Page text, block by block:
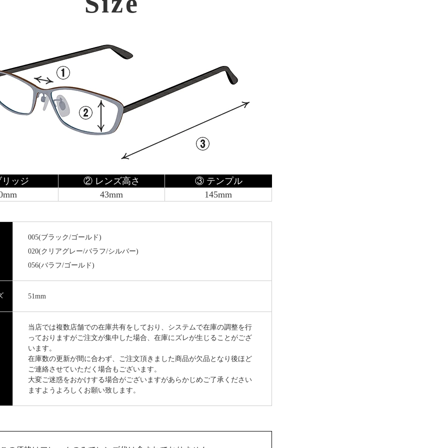
ッジ ② レンズ高さ
③ テンプル
43mm 145mm
005(ブラック/ゴールド)
020(クリアグレー/バラフ/シルバー)
056(バラフ/ゴールド)
51mm
当店では複数店舗での在庫共有をしており、システムで在庫の調整を行
っておりますがご注文が集中した場合、在庫にズレが生じることがござ
います。
在庫数の更新が間に合わず、ご注文頂きました商品が欠品となり後ほど
ご連絡させていただく場合もございます。
大変ご迷惑をおかけする場合がございますがあらかじめご了承ください
ますようよろしくお願い致します。